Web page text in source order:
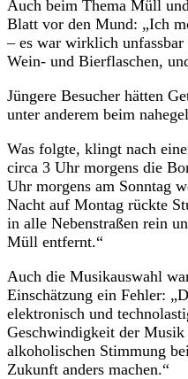
Auch beim Thema Müll
Blatt vor den Mund: „Ich
– es war wirklich
Wein- und Bierflaschen,
Jüngere Besucher hätten
unter anderem beim
Was folgte, klingt nach
circa 3 Uhr morgens die
Uhr morgens am Sonntag
Nacht auf Montag rückte
in alle Nebenstraßen rein
Müll entfernt.“
Auch die Musikauswahl
Einschätzung ein Fehler:
elektronisch und
Geschwindigkeit der
alkoholischen Stimmung
Zukunft anders machen.“